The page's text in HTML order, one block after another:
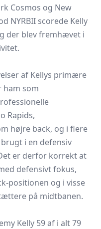
Cosmos og New
NYRBII scorede Kelly
der blev fremhævet i
af Kellys primære
ham som
Rapids,
højre back, og i flere
i en defensiv
er derfor korrekt at
defensivt fokus,
positionen og i visse
på midtbanen.
Kelly 59 af i alt 79